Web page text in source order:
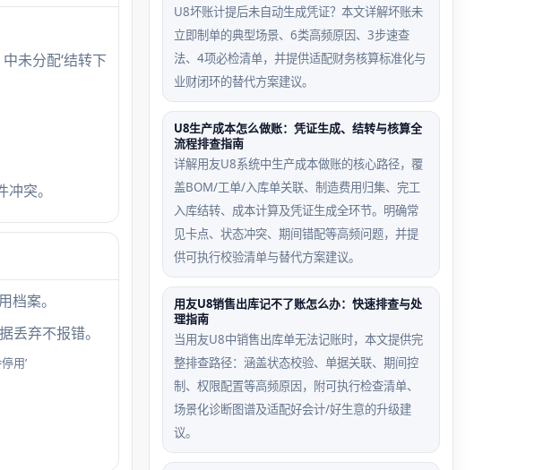
询无结果
停用档案
引用异常
上年末已
停用的仓
库被入库
单引用，
结转后该
仓库期初
但实际有
库存
成本计算
方式错配
上年使用
移动平均
法，结转
先进先
出，导致
成本异
常，需删
除期初并
重结
未分配‘结转下
突。
档案。
丢弃不报错。
用’
U8坏账计提后未自动生成凭证？本文详解坏账未
立即制单的典型场景、6类高频原因、3步速查
法、4项必检清单，并提供适配财务核算标准化与
业财闭环的替代方案建议。
U8生产成本怎么做账：凭证生成、结转与核算全
流程排查指南
详解用友U8系统中生产成本做账的核心路径，覆
盖BOM/工单/入库单关联、制造费用归集、完工
入库结转、成本计算及凭证生成全环节。明确常
见卡点、状态冲突、期间错配等高频问题，并提
供可执行校验清单与替代方案建议。
用友U8销售出库记不了账怎么办：快速排查与处
理指南
当用友U8中销售出库单无法记账时，本文提供完
整排查路径：涵盖状态校验、单据关联、期间控
制、权限配置等高频原因，附可执行检查清单、
场景化诊断图谱及适配好会计/好生意的升级建
议。